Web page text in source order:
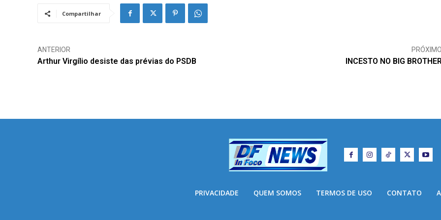
Compartilhar
ANTERIOR
Arthur Virgílio desiste das prévias do PSDB
PRÓXIMO
INCESTO NO BIG
PRIVACIDADE QUEM SOMOS TERMOS DE USO CONTATO